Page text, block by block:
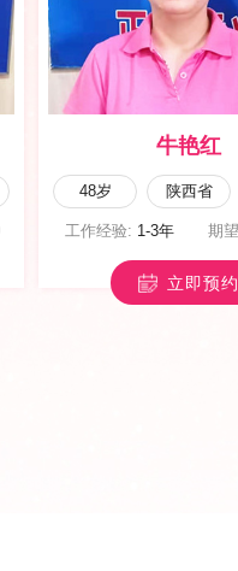
张双萍
49岁 山西省
工作经验: 1-3年 期
立即预约